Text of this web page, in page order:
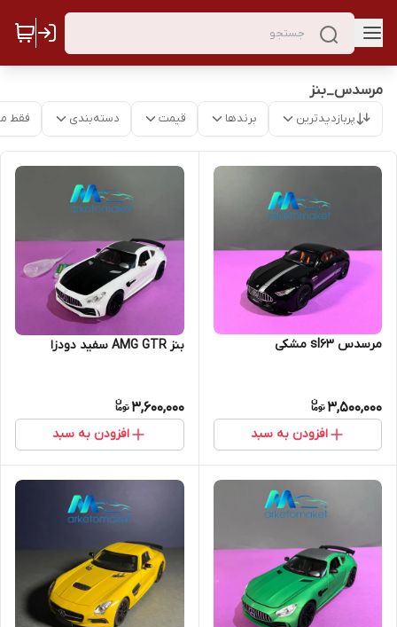
مرسدس_بنز
پربازدیدترین برندها قیمت دسته‌بندی فقط
مرسدس sl63 مشکی
3,500,000
افزودن به سبد
بنز AMG GTR سفید دودزا
3,600,000
افزودن به سبد